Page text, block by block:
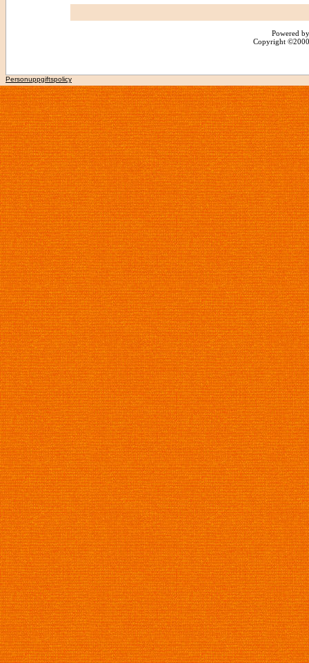
Powered
Copyright
Personuppgiftspolicy